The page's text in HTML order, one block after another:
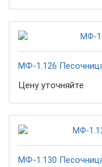
МФ-1.126
Цену уточняйте
МФ-1.130